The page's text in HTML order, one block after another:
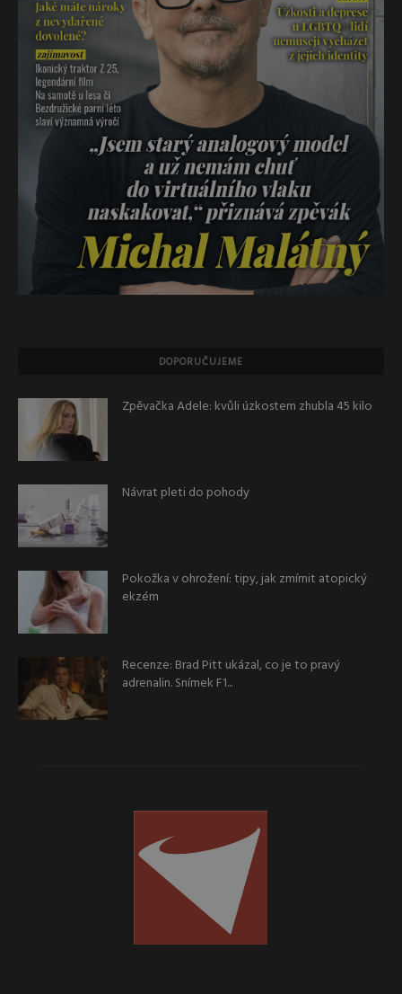
DOPORUČUJEME
Zpěvačka Adele: kvůli úzkostem zhubla 45 kilo
Návrat pleti do pohody
Pokožka v ohrožení: tipy, jak zmírnit atopický
ekzém
Recenze: Brad Pitt ukázal, co je to pravý
adrenalin. Snímek F1...